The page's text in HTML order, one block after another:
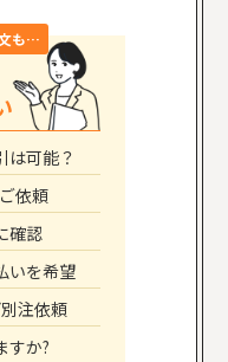
も…
は可能？
依頼
確認
いを希望
注依頼
すか?